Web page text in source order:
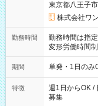
東京都八王子
株式会社ワ
勤務時間
勤務時間は指
変形労働時間制 想定労
～21：00
期間 単発・1日のみ
特徴
週1日からOK /
募集